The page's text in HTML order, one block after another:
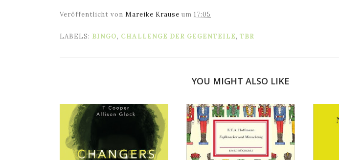
Veröffentlicht von Mareike Krause um 17:05
LABELS: BINGO, CHALLENGE DER GEGENTEILE, TBR
YOU MIGHT ALSO LIKE